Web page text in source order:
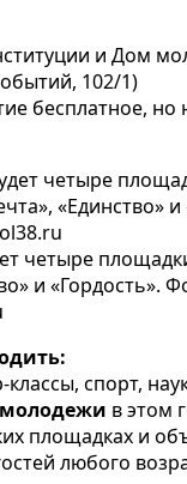
и Дом
102/1)
бесплатное, но
четыре
и «Гордость».
спорт,
в этом
площадках и
любого